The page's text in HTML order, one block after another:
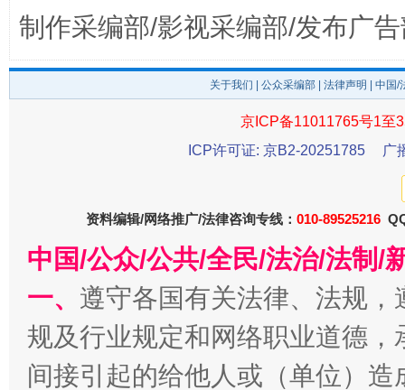
今
制作采编部/影视采编部/发布广
关于我们 公众采编部 法律声明 | 中国
京ICP备11011765号1至
ICP许可证: 京B2-20251785
广
资料编辑/网络推广/法律咨询专线： 010-89525216
中国/公众/公共/全民/法治/法制/
一、 遵守各国有关法律、法规
规及行业规定和网络职业道德
间接引起的给他人或（单位）